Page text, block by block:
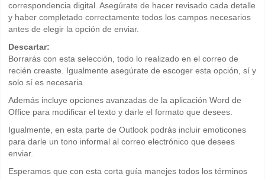
correspondencia digital. Asegúrate de hacer revisado cada detalle
y haber completado correctamente todos los campos necesarios
antes de elegir la opción de enviar.
Descartar:
Borrarás con esta selección, todo lo realizado en el correo de
recién creaste. Igualmente asegúrate de escoger esta opción, sí y
solo sí es necesaria.
Además incluye opciones avanzadas de la aplicación Word de
Office para modificar el texto y darle el formato que desees.
Igualmente, en esta parte de Outlook podrás incluir emoticones
para darle un tono informal al correo electrónico que desees
enviar.
Esperamos que con esta corta guía manejes todos los términos